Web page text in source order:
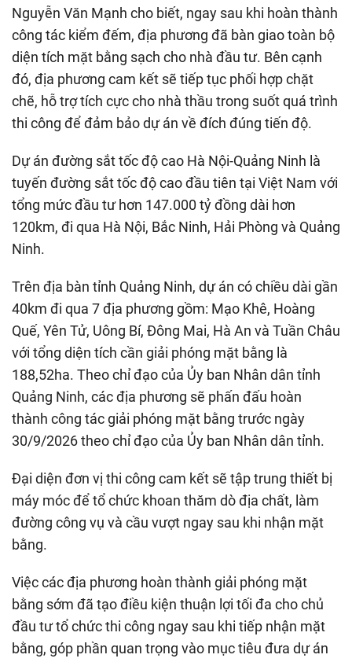
Nguyễn Văn Mạnh cho biết, ngay sau khi hoàn thành
công tác kiểm đếm, địa phương đã bàn giao toàn bộ
diện tích mặt bằng sạch cho nhà đầu tư. Bên cạnh
đó, địa phương cam kết sẽ tiếp tục phối hợp chặt
chẽ, hỗ trợ tích cực cho nhà thầu trong suốt quá trình
thi công để đảm bảo dự án về đích đúng tiến độ.
Dự án đường sắt tốc độ cao Hà Nội-Quảng Ninh là
tuyến đường sắt tốc độ cao đầu tiên tại Việt Nam với
tổng mức đầu tư hơn 147.000 tỷ đồng dài hơn
120km, đi qua Hà Nội, Bắc Ninh, Hải Phòng và Quảng
Ninh.
Trên địa bàn tỉnh Quảng Ninh, dự án có chiều dài gần
40km đi qua 7 địa phương gồm: Mạo Khê, Hoàng
Quế, Yên Tử, Uông Bí, Đông Mai, Hà An và Tuần Châu
với tổng diện tích cần giải phóng mặt bằng là
188,52ha. Theo chỉ đạo của Ủy ban Nhân dân tỉnh
Quảng Ninh, các địa phương sẽ phấn đấu hoàn
thành công tác giải phóng mặt bằng trước ngày
30/9/2026 theo chỉ đạo của Ủy ban Nhân dân tỉnh.
Đại diện đơn vị thi công cam kết sẽ tập trung thiết bị
máy móc để tổ chức khoan thăm dò địa chất, làm
đường công vụ và cầu vượt ngay sau khi nhận mặt
bằng.
Việc các địa phương hoàn thành giải phóng mặt
bằng sớm đã tạo điều kiện thuận lợi tối đa cho chủ
đầu tư tổ chức thi công ngay sau khi tiếp nhận mặt
bằng, góp phần quan trọng vào mục tiêu đưa dự án